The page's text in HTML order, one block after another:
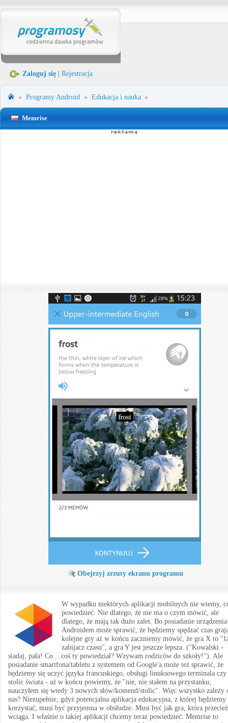
Zaloguj się Rejestracja
ProgramyAndroid Edukacja i nauka
Memrise
Obejrzyj zrzuty ekranu programu
W wypadku niektórych aplikacji mobilnych nie wiemy,
powiedzieć. Nie dlatego, że nie ma o czym mówić, ale
dlatego, że mają tak dużo zalet. Bo posiadanie
Androidem może sprawić, że będziemy spędzać czas
kolejne gry aż w końcu zaczniemy mówić, że gra X to
zabijacz czasu", a gra Y jest jeszcze lepsza. ("Kowalski -
siadaj, pała! Co... coś ty powiedział? Wzywam rodziców do szkoły!"). Ale
posiadanie smartfona/tabletu z systemem od Google'a może też sprawić, że
będziemy się uczyć języka francuskiego, obsługi linuksowego terminala czy
stolic świata - aż w końcu powiemy, że "nie, nie stałem na przystanku;
nauczyłem się wtedy 3 nowych słów/komend/stolic". Więc wszystko zależy
nas? Niezupełnie, gdyż potencjalna aplikacja edukacyjna, z której będziemy
korzystać, musi być przyjemna w obsłudze. Musi być jak gra, która przecież
wciąga. I właśnie o takiej aplikacji chcemy teraz powiedzieć: Memrise to